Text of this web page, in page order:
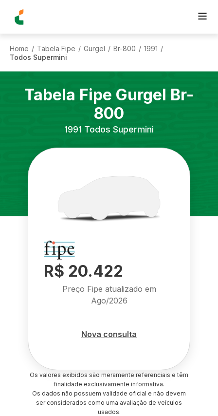
Home / Tabela Fipe / Gurgel / Br-800 / 1991 /
Todos Supermini
Tabela Fipe Gurgel Br-
800
1991 Todos Supermini
R$ 20.422
Preço Fipe atualizado em
Ago/2026
Nova consulta
Os valores exibidos são meramente referenciais e têm
finalidade exclusivamente informativa.
Os dados não possuem validade oficial e não devem
ser considerados como uma avaliação de veículos
usados.